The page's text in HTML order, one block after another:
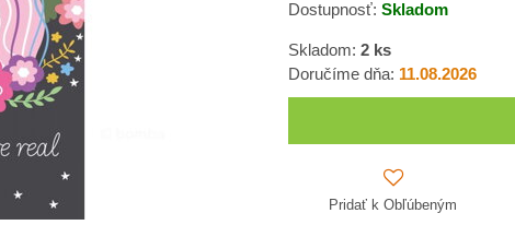
Dostupnosť: Skladom
Skladom: 2 ks
Doručíme dňa: 11.08.2026
Pridať k Obľúbeným